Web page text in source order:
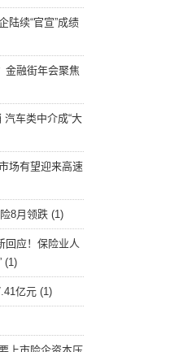
陆续“官宣”成绩
金融街年会聚焦
车类中介成“大
场有望迎来高速
8月领跌 (1)
回应！保险业人
(1)
亿元 (1)